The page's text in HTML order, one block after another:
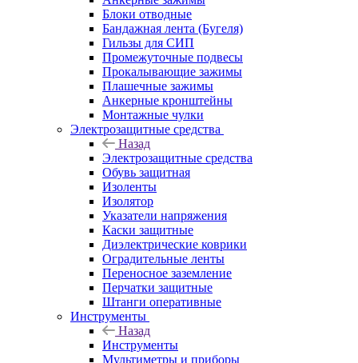
Блоки отводные
Бандажная лента (Бугеля)
Гильзы для СИП
Промежуточные подвесы
Прокалывающие зажимы
Плашечные зажимы
Анкерные кронштейны
Монтажные чулки
Электрозащитные средства
Назад
Электрозащитные средства
Обувь защитная
Изоленты
Изолятор
Указатели напряжения
Каски защитные
Диэлектрические коврики
Оградительные ленты
Переносное заземление
Перчатки защитные
Штанги оперативные
Инструменты
Назад
Инструменты
Мультиметры и приборы